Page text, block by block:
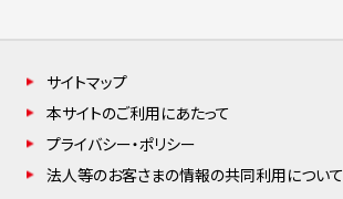
サイトマップ
本サイトのご利用にあたって
プライバシー・ポリシー
法人等のお客さまの情報の共同利用について